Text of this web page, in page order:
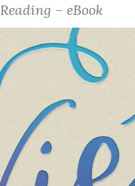
– eBook